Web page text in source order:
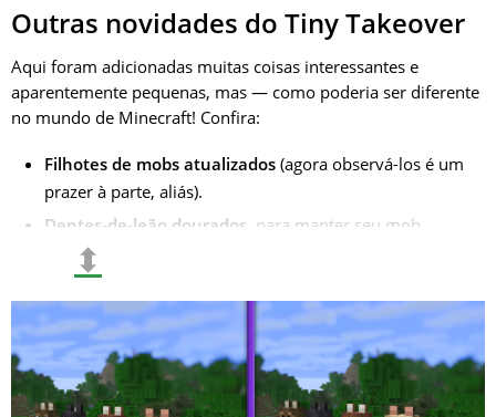
Outras novidades do Tiny Takeover
Aqui foram adicionadas muitas coisas interessantes e
aparentemente pequenas, mas — como poderia ser diferente
no mundo de Minecraft! Confira:
Filhotes de mobs atualizados (agora observá-los é um
prazer à parte, aliás).
Dentes-de-leão dourados , para manter seu mob
favorito como filhote para sempre — quem não gostaria
disso?.
Finalmente, você pode criar
etiquetas com nome—
não apenas por sorte especial, mas simplesmente pegar
e nomear seu pet como quiser.
Uma nova ferramenta incomum para o bloco musical —
⬍